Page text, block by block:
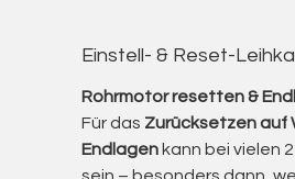
professionali, offro il
testato per i sistemi di
originale non funziona più o
L'unità di controllo ROLAX
viene venduta come usata
Einstell- & Reset-
Rohrmotor resetten &
Für das Zurücksetzen auf
Endlagenkann bei vielen
sein – besonders dann,